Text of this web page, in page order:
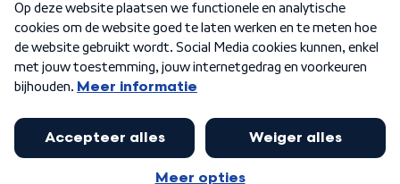
Algemene voorwaarden